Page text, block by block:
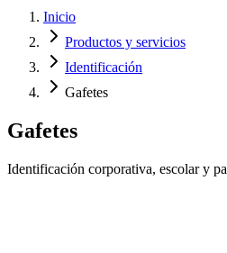
Inicio
Productos y servicios
Identificación
Gafetes
Gafetes
Identificación corporativa, escolar y